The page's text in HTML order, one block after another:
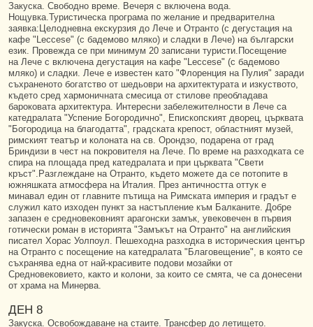
Закуска. Свободно време. Вечеря с включена вода.
Нощувка.Туристическа програма по желание и предварителна
заявка:Целодневна екскурзия до Лече и Отранто (с дегустация на
кафе "Leccese" (с бадемово мляко) и сладки в Лече) на български
език. Провежда се при минимум 20 записани туристи.Посещение
на Лече с включена дегустация на кафе "Leccese" (с бадемово
мляко) и сладки. Лече е известен като "Флоренция на Пулия" заради
съхраненото богатство от шедьоври на архитектурата и изкуството,
където сред хармоничната смесица от стилове преобладава
бароковата архитектура. Интересни забележителности в Лече са
катедралата "Успение Богородично", Епископският дворец, църквата
"Богородица на благодатта", градската крепост, областният музей,
римският театър и колоната на св. Орондзо, подарена от град
Бриндизи в чест на покровителя на Лече. По време на разходката се
спира на площада пред катедралата и при църквата "Свети
кръст".Разглеждане на Отранто, където можете да се потопите в
южняшката атмосфера на Италия. През античността оттук е
минавал един от главните пътища на Римската империя и градът е
служил като изходен пункт за настъпление към Балканите. Добре
запазен е средновековният арагонски замък, увековечен в първия
готически роман в историята "Замъкът на Отранто" на английския
писател Хорас Уолпоул. Пешеходна разходка в историческия център
на Отранто с посещение на катедралата "Благовещение", в която се
съхранява една от най-красивите подови мозайки от
Средновековието, както и колони, за които се смята, че са донесени
от храма на Минерва.
ДЕН 8
Закуска. Освобождаване на стаите. Трансфер до летището.